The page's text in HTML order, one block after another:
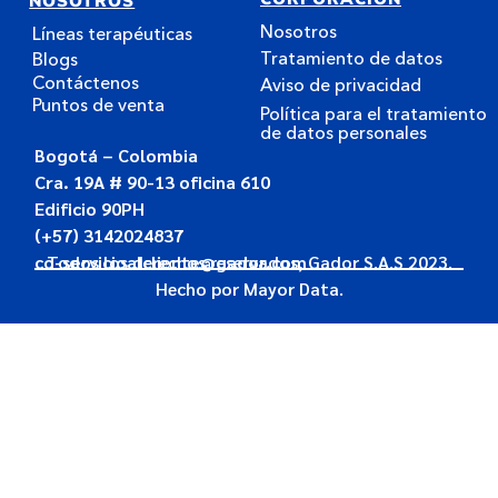
Líneas terapéuticas
Blogs
Contáctenos
Puntos de venta
Nosotros
Tratamiento de datos
Aviso de privacidad
Política para el tratamiento
de datos personales
Bogotá – Colombia
Cra. 19A # 90-13 oficina 610
Edificio 90PH
(+57) 3142024837
co-servicioalcliente@gador.com
Todos los derechos reservados, Gador S.A.S 2023.
Hecho por Mayor Data.